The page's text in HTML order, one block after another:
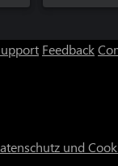
Feedback
und